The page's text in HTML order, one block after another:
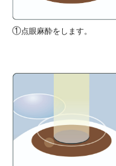
①点眼麻酔をします。